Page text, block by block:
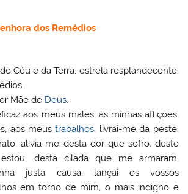
dos Remédios
Céu e da Terra, estrela resplandecente,
Mãe de Deus.
aos meus males, às minhas aflições,
aos meustrabalhos, livrai-me da peste,
alivia-me desta dor que sofro, deste
desta cilada que me armaram,
justa causa, lançai os vossos
em torno de mim, o mais indigno e